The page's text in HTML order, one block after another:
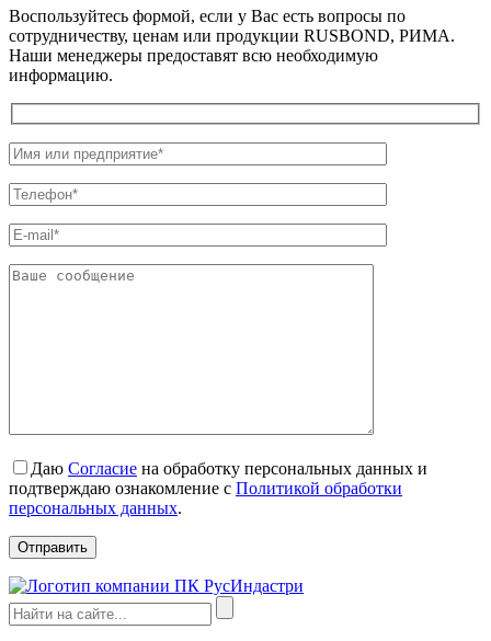
Воспользуйтесь формой, если у Вас есть вопросы по
сотрудничеству, ценам или продукции RUSBOND, РИМА.
Наши менеджеры предоставят всю необходимую
информацию.
Даю Согласие на обработку персональных данных и
подтверждаю ознакомление с Политикой обработки
персональных данных.